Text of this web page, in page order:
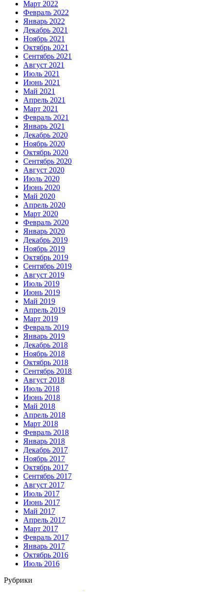
Март 2022
Февраль 2022
Январь 2022
Декабрь 2021
Ноябрь 2021
Октябрь 2021
Сентябрь 2021
Август 2021
Июль 2021
Июнь 2021
Май 2021
Апрель 2021
Март 2021
Февраль 2021
Январь 2021
Декабрь 2020
Ноябрь 2020
Октябрь 2020
Сентябрь 2020
Август 2020
Июль 2020
Июнь 2020
Май 2020
Апрель 2020
Март 2020
Февраль 2020
Январь 2020
Декабрь 2019
Ноябрь 2019
Октябрь 2019
Сентябрь 2019
Август 2019
Июль 2019
Июнь 2019
Май 2019
Апрель 2019
Март 2019
Февраль 2019
Январь 2019
Декабрь 2018
Ноябрь 2018
Октябрь 2018
Сентябрь 2018
Август 2018
Июль 2018
Июнь 2018
Май 2018
Апрель 2018
Март 2018
Февраль 2018
Январь 2018
Декабрь 2017
Ноябрь 2017
Октябрь 2017
Сентябрь 2017
Август 2017
Июль 2017
Июнь 2017
Май 2017
Апрель 2017
Март 2017
Февраль 2017
Январь 2017
Октябрь 2016
Июль 2016
Рубрики